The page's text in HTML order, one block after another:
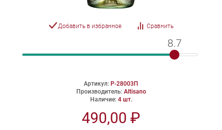
Добавить в избранное Сравнить
8.7
8.7
Артикул: P-28003П
Производитель: Altisano
Наличие: 4 шт.
490,00 ₽